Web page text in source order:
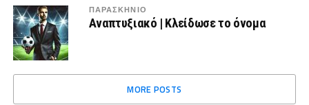
ΠΑΡΑΣΚΉΝΙΟ
Αναπτυξιακό | Κλείδωσε το όνομα
MORE POSTS